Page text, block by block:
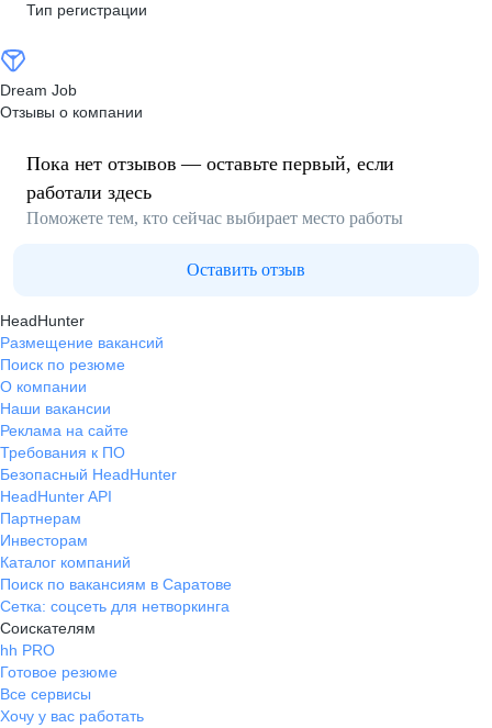
Тип регистрации
Dream Job
Отзывы о компании
Пока нет отзывов — оставьте первый, если
работали здесь
Поможете тем, кто сейчас выбирает место работы
Оставить отзыв
HeadHunter
Размещение вакансий
Поиск по резюме
О компании
Наши вакансии
Реклама на сайте
Требования к ПО
Безопасный HeadHunter
HeadHunter API
Партнерам
Инвесторам
Каталог компаний
Поиск по вакансиям в Саратове
Сетка: соцсеть для нетворкинга
Соискателям
hh PRO
Готовое резюме
Все сервисы
Хочу у вас работать